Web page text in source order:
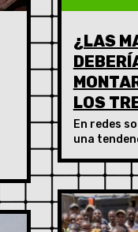
¿LAS
LOS
En redes
una